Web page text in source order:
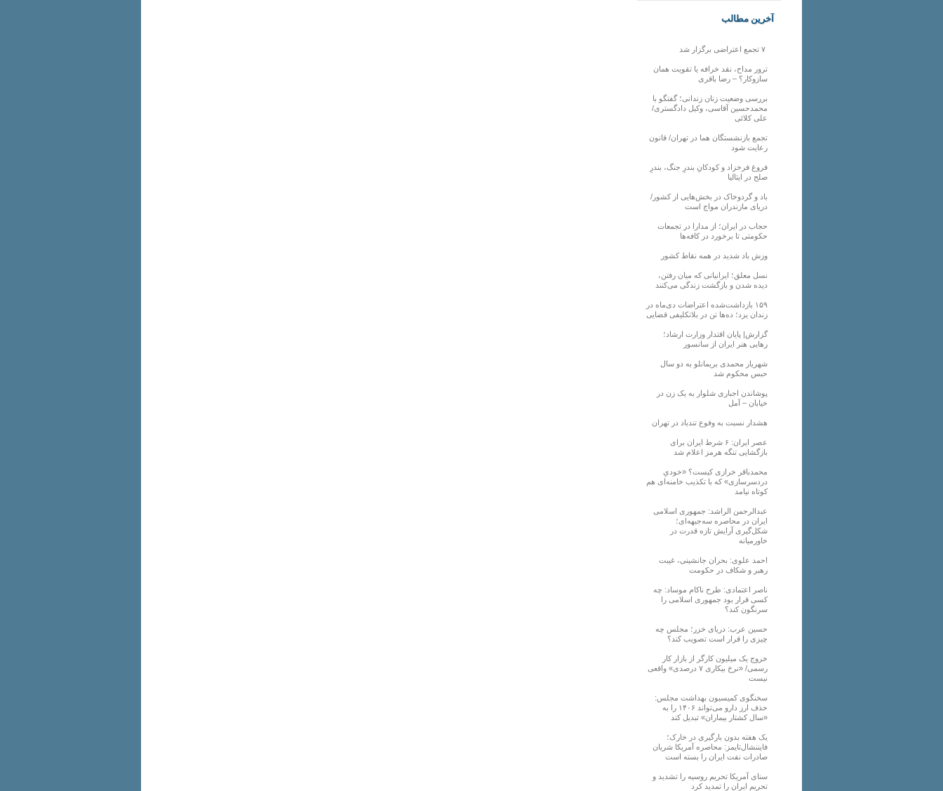
آخرین مطالب
ترور مداح، نقد خرافه یا تقویت همان
سازوکار؟ – رضا باقری
بررسی وضعیت زنان زندانی؛ گفتگو با
محمدحسین آقاسی، وکیل دادگستری/
علی کلائی
تجمع بازنشستگان هما در تهران/ قانون
رعایت شود
فروغ فرخزاد و کودکانِ بندرِ جنگ، بندرِ
صلح در ایتالیا
باد و گردوخاک در بخش‌هایی از کشور/
دریای مازندران مواج است
حجاب در ایران؛ از مدارا در تجمعات
حکومتی تا برخورد در کافه‌ها
وزش باد شدید در همه نقاط کشور
نسل معلق؛ ایرانیانی که میان رفتن،
دیده شدن و بازگشت زندگی می‌کنند
۱۵۹ بازداشت‌شده اعتراضات دی‌ماه در
زندان یزد؛ ده‌ها تن در بلاتکلیفی قضایی
گزارش| پایان اقتدار وزارت ارشاد؛
رهایی هنر ایران از سانسور
شهریار محمدی بریمانلو به دو سال
حبس محکوم شد
پوشاندن اجباری شلوار به یک زن در
خیابان – آمل
هشدار نسبت به وفوع تندباد در تهران
عصر ایران: ۶ شرط ایران برای
بازگشایی تنگه هرمز اعلام شد
محمدباقر خرازی کیست؟ «خودیِ
دردسرسازی» که با تکذیب خامنه‌ای هم
کوتاه نیامد
عبدالرحمن الراشد: جمهوری اسلامی
ایران در محاصره سه‌جبهه‌ای؛
شکل‌گیری آرایش تازه قدرت در
خاورمیانه
احمد علوی: بحران جانشینی، غیبت
رهبر و شکاف در حکومت
ناصر اعتمادی: طرح ناکام موساد: چه
کسی قرار بود جمهوری اسلامی را
سرنگون کند؟
حسین عرب: دریای خزر؛ مجلس چه
چیزی را قرار است تصویب کند؟
خروج یک میلیون کارگر از بازار کار
رسمی/ «نرخ بیکاری ۷ درصدی» واقعی
نیست
سخنگوی کمیسیون بهداشت مجلس:
حذف ارز دارو می‌تواند ۱۴۰۶ را به
«سال کشتار بیماران» تبدیل کند
یک هفته بدون بارگیری در خارک؛
فایننشال‌تایمز: محاصره آمریکا شریان
صادرات نفت ایران را بسته است
سنای آمریکا تحریم روسیه را تشدید و
تحریم ایران را تمدید کرد